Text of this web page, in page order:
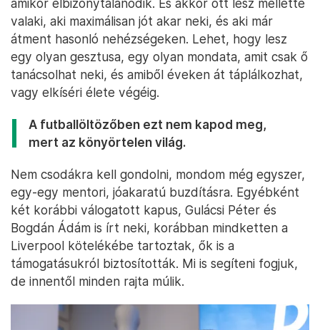
amikor elbizonytalanodik. És akkor ott lesz mellette
valaki, aki maximálisan jót akar neki, és aki már
átment hasonló nehézségeken. Lehet, hogy lesz
egy olyan gesztusa, egy olyan mondata, amit csak ő
tanácsolhat neki, és amiből éveken át táplálkozhat,
vagy elkíséri élete végéig.
A futballöltözőben ezt nem kapod meg,
mert az könyörtelen világ.
Nem csodákra kell gondolni, mondom még egyszer,
egy-egy mentori, jóakaratú buzdításra. Egyébként
két korábbi válogatott kapus, Gulácsi Péter és
Bogdán Ádám is írt neki, korábban mindketten a
Liverpool kötelékébe tartoztak, ők is a
támogatásukról biztosították. Mi is segíteni fogjuk,
de innentől minden rajta múlik.